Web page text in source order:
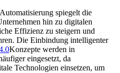
spiegelt die
hin zu digitalen
Effizienz zu steigern und
Die Einbindung intelligenter
Konzepte werden in
eingesetzt, da
Technologien einsetzen, um